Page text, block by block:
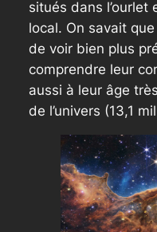
situés dans
local. On savait
de voir bien plus
comprendre leur
aussi à leur âge
de l’univers (13,1